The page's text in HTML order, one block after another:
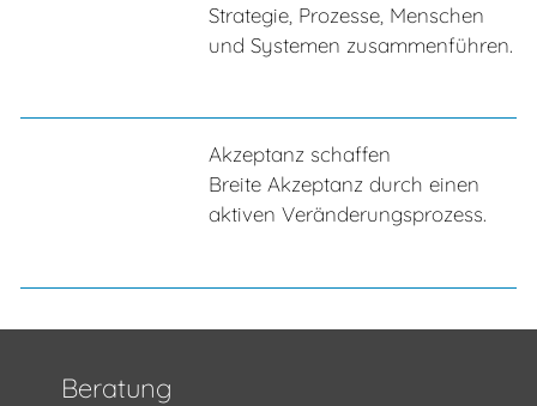
Strategie, Prozesse, Menschen
und Systemen zusammenführen.
Akzeptanz schaffen
Breite Akzeptanz durch einen
aktiven Veränderungsprozess.
Beratung